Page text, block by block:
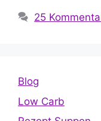
25
Blog
Low Carb